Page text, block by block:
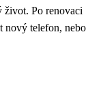
život. Po renovaci
nový telefon, nebo